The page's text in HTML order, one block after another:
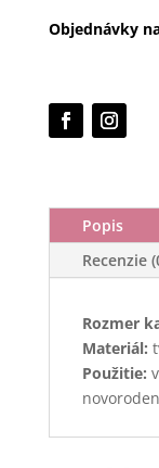
Objednávky
Popis
Recenzie
Rozmer
Materiál:
Použitie: